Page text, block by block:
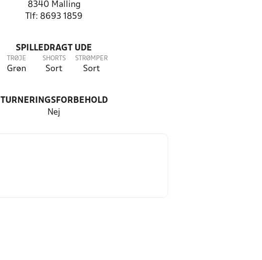
8340 Malling
Tlf: 8693 1859
SPILLEDRAGT UDE
TRØJE
Grøn
SHORTS
Sort
STRØMPER
Sort
TURNERINGSFORBEHOLD
Nej